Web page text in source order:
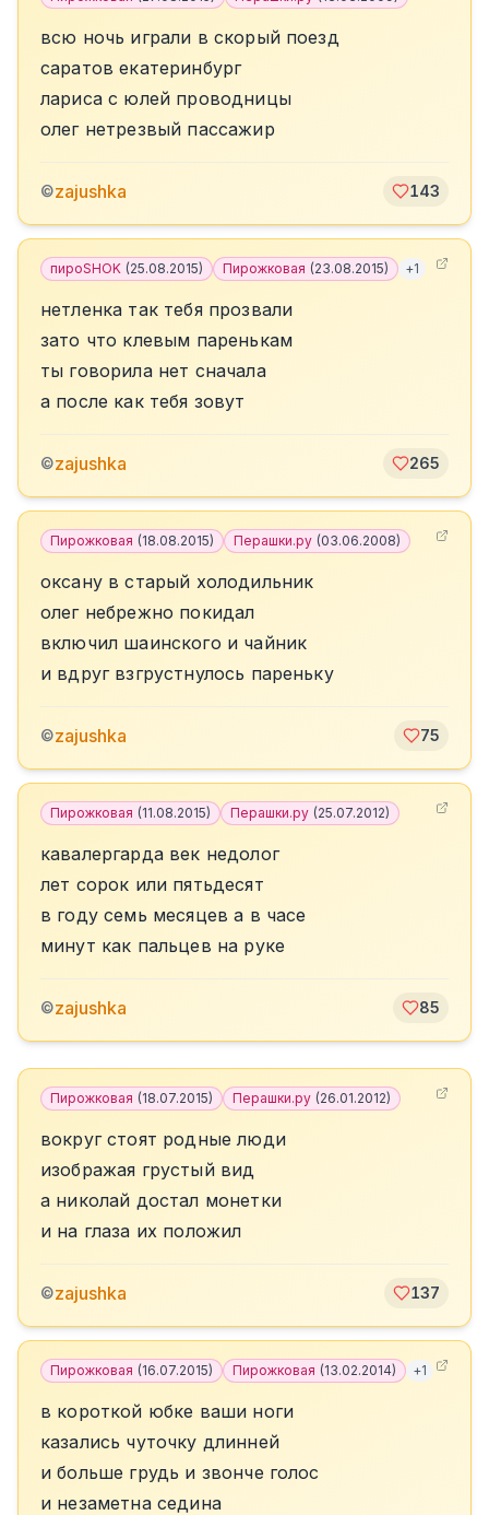
всю ночь играли в скорый поезд
саратов екатеринбург
лариса с юлей проводницы
олег нетрезвый пассажир
©zajushka 143
пироSHOK (25.08.2015) Пирожковая (23.08.2015) +1
нетленка так тебя прозвали
зато что клевым паренькам
ты говорила нет сначала
а после как тебя зовут
©zajushka 265
Пирожковая (18.08.2015) Перашки.ру (03.06.2008)
оксану в старый холодильник
олег небрежно покидал
включил шаинского и чайник
и вдруг взгрустнулось пареньку
©zajushka 75
Пирожковая (11.08.2015) Перашки.ру (25.07.2012)
кавалергарда век недолог
лет сорок или пятьдесят
в году семь месяцев а в часе
минут как пальцев на руке
©zajushka 85
Пирожковая (18.07.2015) Перашки.ру (26.01.2012)
вокруг стоят родные люди
изображая грустый вид
а николай достал монетки
и на глаза их положил
©zajushka 137
Пирожковая (16.07.2015) Пирожковая (13.02.2014) +1
в короткой юбке ваши ноги
казались чуточку длинней
и больше грудь и звонче голос
и незаметна седина